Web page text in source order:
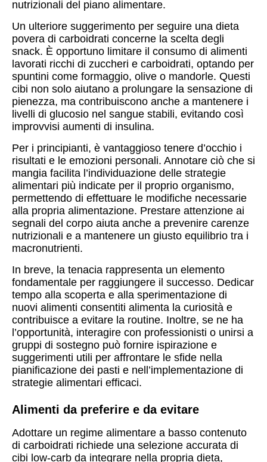
nutrizionali del piano alimentare.
Un ulteriore suggerimento per seguire una dieta
povera di carboidrati concerne la scelta degli
snack. È opportuno limitare il consumo di alimenti
lavorati ricchi di zuccheri e carboidrati, optando per
spuntini come formaggio, olive o mandorle. Questi
cibi non solo aiutano a prolungare la sensazione di
pienezza, ma contribuiscono anche a mantenere i
livelli di glucosio nel sangue stabili, evitando così
improvvisi aumenti di insulina.
Per i principianti, è vantaggioso tenere d’occhio i
risultati e le emozioni personali. Annotare ciò che si
mangia facilita l’individuazione delle strategie
alimentari più indicate per il proprio organismo,
permettendo di effettuare le modifiche necessarie
alla propria alimentazione. Prestare attenzione ai
segnali del corpo aiuta anche a prevenire carenze
nutrizionali e a mantenere un giusto equilibrio tra i
macronutrienti.
In breve, la tenacia rappresenta un elemento
fondamentale per raggiungere il successo. Dedicar
tempo alla scoperta e alla sperimentazione di
nuovi alimenti consentiti alimenta la curiosità e
contribuisce a evitare la routine. Inoltre, se ne ha
l’opportunità, interagire con professionisti o unirsi a
gruppi di sostegno può fornire ispirazione e
suggerimenti utili per affrontare le sfide nella
pianificazione dei pasti e nell’implementazione di
strategie alimentari efficaci.
Alimenti da preferire e da evitare
Adottare un regime alimentare a basso contenuto
di carboidrati richiede una selezione accurata di
cibi low-carb da integrare nella propria dieta,